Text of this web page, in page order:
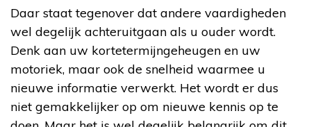
Daar staat tegenover dat andere vaardigheden
wel degelijk achteruitgaan als u ouder wordt.
Denk aan uw kortetermijngeheugen en uw
motoriek, maar ook de snelheid waarmee u
nieuwe informatie verwerkt. Het wordt er dus
niet gemakkelijker op om nieuwe kennis op te